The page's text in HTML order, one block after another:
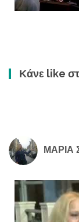
Κάνε like
ΜΑΡΙΑ